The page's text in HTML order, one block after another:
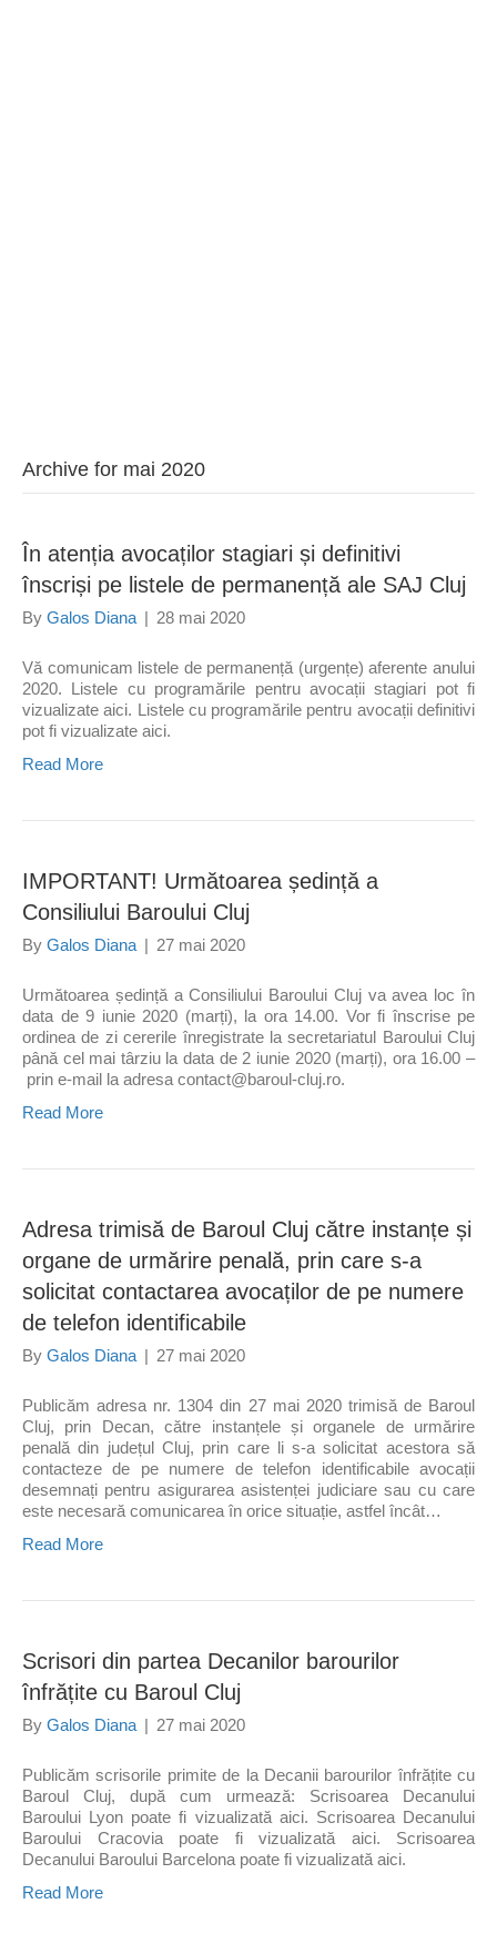
Archive for mai 2020
În atenția avocaților stagiari și definitivi
înscriși pe listele de permanență ale SAJ Cluj
By Galos Diana | 28 mai 2020
Vă comunicam listele de permanență (urgențe) aferente anului
2020. Listele cu programările pentru avocații stagiari pot fi
vizualizate aici. Listele cu programările pentru avocații definitivi
pot fi vizualizate aici.
Read More
IMPORTANT! Următoarea ședință a
Consiliului Baroului Cluj
By Galos Diana | 27 mai 2020
Următoarea ședință a Consiliului Baroului Cluj va avea loc în
data de 9 iunie 2020 (marți), la ora 14.00. Vor fi înscrise pe
ordinea de zi cererile înregistrate la secretariatul Baroului Cluj
până cel mai târziu la data de 2 iunie 2020 (marți), ora 16.00 –
prin e-mail la adresa contact@baroul-cluj.ro.
Read More
Adresa trimisă de Baroul Cluj către instanțe și
organe de urmărire penală, prin care s-a
solicitat contactarea avocaților de pe numere
de telefon identificabile
By Galos Diana | 27 mai 2020
Publicăm adresa nr. 1304 din 27 mai 2020 trimisă de Baroul
Cluj, prin Decan, către instanțele și organele de urmărire
penală din județul Cluj, prin care li s-a solicitat acestora să
contacteze de pe numere de telefon identificabile avocații
desemnați pentru asigurarea asistenței judiciare sau cu care
este necesară comunicarea în orice situație, astfel încât…
Read More
Scrisori din partea Decanilor barourilor
înfrățite cu Baroul Cluj
By Galos Diana | 27 mai 2020
Publicăm scrisorile primite de la Decanii barourilor înfrățite cu
Baroul Cluj, după cum urmează: Scrisoarea Decanului
Baroului Lyon poate fi vizualizată aici. Scrisoarea Decanului
Baroului Cracovia poate fi vizualizată aici. Scrisoarea
Decanului Baroului Barcelona poate fi vizualizată aici.
Read More